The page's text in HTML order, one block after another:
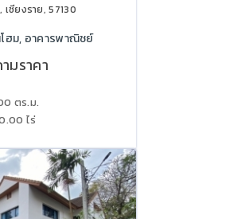
ชียงราย, 57130
ฮม, อาคารพาณิชย์
มราคา
ตร.ม.
ไร่